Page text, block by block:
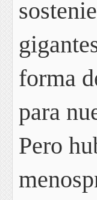
forma
para
Pero